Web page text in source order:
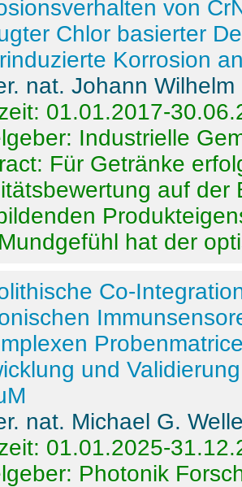
von
Chlor basierter
Korrosion
nat. Johann
01.01.2017-
Industrielle
Für Getränke
auf der
hat der
Co-
und
nat. Michael G.
01.01.2025-
Photonik